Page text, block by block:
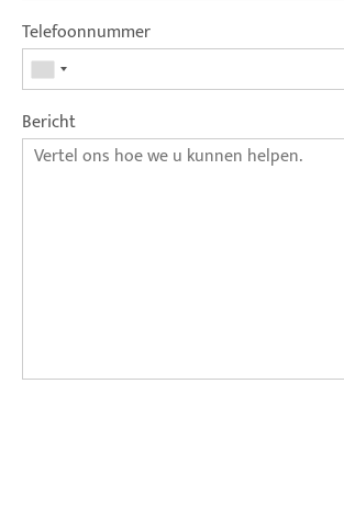
Telefoonnummer
Bericht